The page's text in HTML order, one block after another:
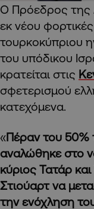
Ο Πρόεδρος της
εκ νέου
τουρκοκύπριου
του υπόδικου
κρατείται στις
σφετερισμού
κατεχόμενα.
«Πέραν του 50%
αναλώθηκε στο
κύριος Τατάρ
Στιούαρτ να
την ενόχληση